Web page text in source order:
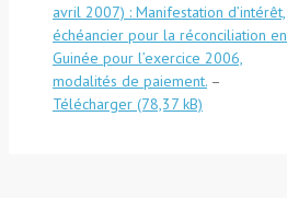
avril 2007) : Manifestation d’intérêt,
échéancier pour la réconciliation en
Guinée pour l’exercice 2006,
modalités de paiement. –
Télécharger